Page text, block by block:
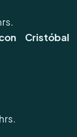
Cristóbal